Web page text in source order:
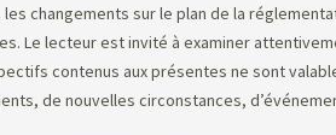
changements sur le plan de la
Le lecteur est invité à examiner
contenus aux présentes ne sont
de nouvelles circonstances,